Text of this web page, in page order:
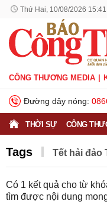
Thứ Hai, 10/08/2026 15:41
CÔNG THƯƠNG MEDIA
Đường dây nóng:
THỜI SỰ CÔNG
Tags Tết hải đảo
Có 1 kết quả cho từ
tìm được nội dung